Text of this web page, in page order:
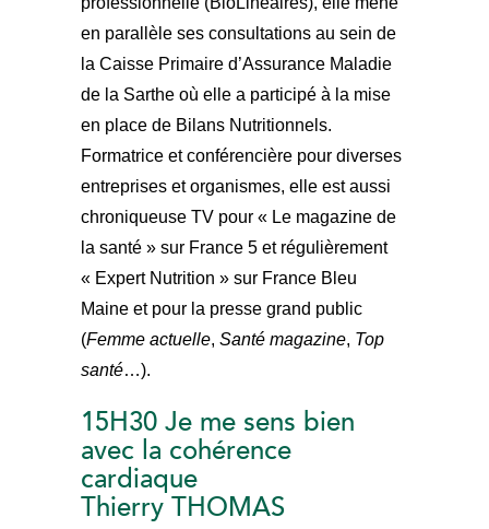
en parallèle ses consultations au sein de
la Caisse Primaire d’Assurance Maladie
de la Sarthe où elle a participé à la mise
en place de Bilans Nutritionnels.
Formatrice et conférencière pour diverses
entreprises et organismes, elle est aussi
chroniqueuse TV pour « Le magazine de
la santé » sur France 5 et régulièrement
« Expert Nutrition » sur France Bleu
Maine et pour la presse grand public
(Femme actuelle, Santé magazine, Top
santé…).
15H30 Je me sens bien
avec la cohérence
cardiaque
Thierry THOMAS